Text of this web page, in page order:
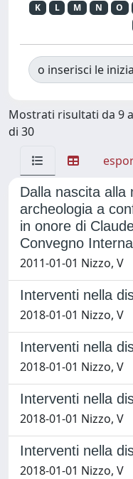
K
L M N O
o inserisci le
Mostrati risultati da 9
di 30
Dalla nascita alla
archeologia a
in onore di
Convegno
2011-01-01 Nizzo, V
Interventi nella
2018-01-01 Nizzo, V
Interventi nella
2018-01-01 Nizzo, V
Interventi nella
2018-01-01 Nizzo, V
Interventi nella
2018-01-01 Nizzo, V